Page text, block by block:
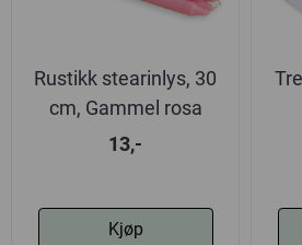
Rustikk stearinlys, 30
cm, Gammel rosa
13,-
Kjøp